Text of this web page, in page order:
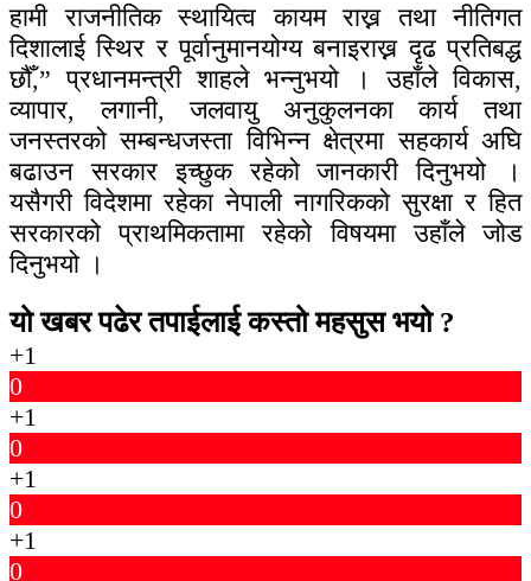
हामी राजनीतिक स्थायित्व कायम राख्न तथा नीतिगत
दिशालाई स्थिर र पूर्वानुमानयोग्य बनाइराख्न दृढ प्रतिबद्ध
छौँ,” प्रधानमन्त्री शाहले भन्नुभयो । उहाँले विकास,
व्यापार, लगानी, जलवायु अनुकुलनका कार्य तथा
जनस्तरको सम्बन्धजस्ता विभिन्न क्षेत्रमा सहकार्य अघि
बढाउन सरकार इच्छुक रहेको जानकारी दिनुभयो ।
यसैगरी विदेशमा रहेका नेपाली नागरिकको सुरक्षा र हित
सरकारको प्राथमिकतामा रहेको विषयमा उहाँले जोड
दिनुभयो ।
यो खबर पढेर तपाईलाई कस्तो महसुस भयो ?
+1
0
+1
0
+1
0
+1
0